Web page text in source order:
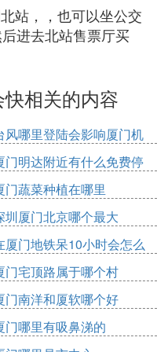
站，，也可以坐公交
进去北站售票厅买
相关的内容
风哪里登陆会影响厦门机
门明达附近有什么免费停
位
门蔬菜种植在哪里
圳厦门北京哪个最大
厦门地铁呆10小时会怎么
费
门宅顶路属于哪个村
门南洋和厦软哪个好
门哪里有吸鼻涕的